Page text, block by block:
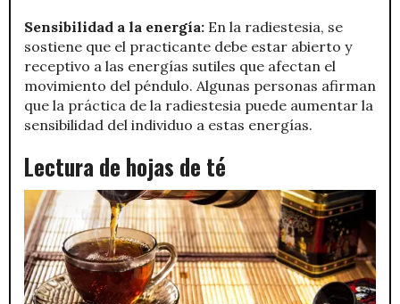
Sensibilidad a la energía: En la radiestesia, se
sostiene que el practicante debe estar abierto y
receptivo a las energías sutiles que afectan el
movimiento del péndulo. Algunas personas afirman
que la práctica de la radiestesia puede aumentar la
sensibilidad del individuo a estas energías.
Lectura de hojas de té